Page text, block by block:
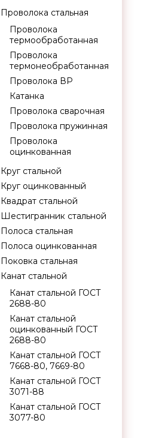
Проволока стальная
Проволока
термообработанная
Проволока
термонеобработанная
Проволока ВР
Катанка
Проволока сварочная
Проволока пружинная
Проволока
оцинкованная
Круг стальной
Круг оцинкованный
Квадрат стальной
Шестигранник стальной
Полоса стальная
Полоса оцинкованная
Поковка стальная
Канат стальной
Канат стальной ГОСТ
2688-80
Канат стальной
оцинкованный ГОСТ
2688-80
Канат стальной ГОСТ
7668-80, 7669-80
Канат стальной ГОСТ
3071-88
Канат стальной ГОСТ
3077-80